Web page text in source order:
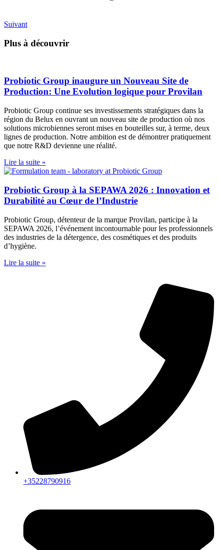
Suivant
Plus à découvrir
Probiotic Group inaugure un Nouveau Site de
Production: Une Evolution logique pour Provilan
Probiotic Group continue ses investissements stratégiques dans la
région du Belux en ouvrant un nouveau site de production où nos
solutions microbiennes seront mises en bouteilles sur, à terme, deux
lignes de production. Notre ambition est de démontrer pratiquement
que notre R&D devienne une réalité.
Lire la suite »
Probiotic Group à la SEPAWA 2026 : Innovation et
Durabilité au Cœur de l’Industrie
Probiotic Group, détenteur de la marque Provilan, participe à la
SEPAWA 2026, l’événement incontournable pour les professionnels
des industries de la détergence, des cosmétiques et des produits
d’hygiène.
Lire la suite »
+35228790916